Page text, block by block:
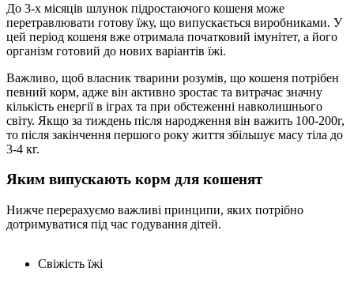
До 3-х місяців шлунок підростаючого кошеня може
перетравлювати готову їжу, що випускається виробниками. У
цей період кошеня вже отримала початковий імунітет, а його
організм готовий до нових варіантів їжі.
Важливо, щоб власник тварини розумів, що кошеня потрібен
певний корм, адже він активно зростає та витрачає значну
кількість енергії в іграх та при обстеженні навколишнього
світу. Якщо за тиждень після народження він важить 100-200г,
то після закінчення першого року життя збільшує масу тіла до
3-4 кг.
Яким випускають корм для кошенят
Нижче перерахуємо важливі принципи, яких потрібно
дотримуватися під час годування дітей.
Свіжість їжі